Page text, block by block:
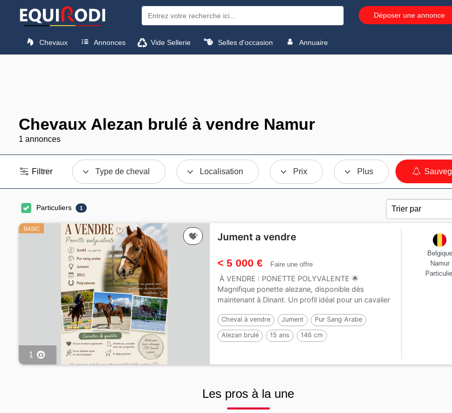
Déposer une annonce
Chevaux Annonces Vide Sellerie Selles d'occasion Annuaire
Chevaux Alezan brulé à vendre Namur
1 annonces
Filtrer Type de cheval Localisation Prix Plus
Particuliers 1
BASIC
1
Jument a vendre
< 5 000 € Faire une offre
À VENDRE : PONETTE POLYVALENTE 🌟
Magnifique ponette alezane, disponible dès
maintenant à Dinant. Un profil idéal pour un cavalier
Cheval à vendre Jument Pur Sang Arabe
Alezan brulé 15 ans 146 cm
Belgique
Namur
Les pros à la une